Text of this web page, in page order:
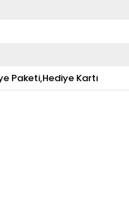
Paketi,Hediye Kartı